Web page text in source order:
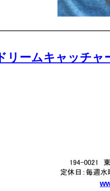
ドリームキャッチ